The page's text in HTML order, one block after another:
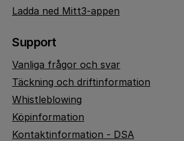
Ladda ned Mitt3-appen
Support
Vanliga frågor och svar
Täckning och driftinformation
Whistleblowing
Köpinformation
Kontaktinformation - DSA